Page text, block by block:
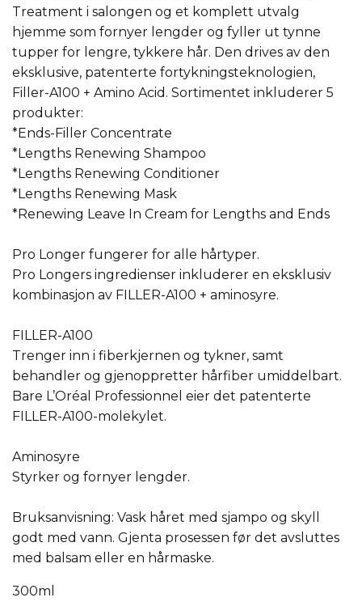
Treatment i salongen og et komplett utvalg
hjemme som fornyer lengder og fyller ut tynne
tupper for lengre, tykkere hår. Den drives av den
eksklusive, patenterte fortykningsteknologien,
Filler-A100 + Amino Acid. Sortimentet inkluderer 5
produkter:
*Ends-Filler Concentrate
*Lengths Renewing Shampoo
*Lengths Renewing Conditioner
*Lengths Renewing Mask
*Renewing Leave In Cream for Lengths and Ends
Pro Longer fungerer for alle hårtyper.
Pro Longers ingredienser inkluderer en eksklusiv
kombinasjon av FILLER-A100 + aminosyre.
FILLER-A100
Trenger inn i fiberkjernen og tykner, samt
behandler og gjenoppretter hårfiber umiddelbart.
Bare L’Oréal Professionnel eier det patenterte
FILLER-A100-molekylet.
Aminosyre
Styrker og fornyer lengder.
Bruksanvisning: Vask håret med sjampo og skyll
godt med vann. Gjenta prosessen før det avsluttes
med balsam eller en hårmaske.
300ml